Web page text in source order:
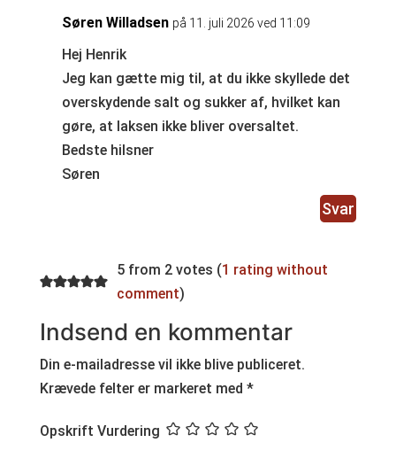
Søren Willadsen på 11. juli 2026 ved 11:09
Hej Henrik
Jeg kan gætte mig til, at du ikke skyllede det
overskydende salt og sukker af, hvilket kan
gøre, at laksen ikke bliver oversaltet.
Bedste hilsner
Søren
Svar
5 from 2 votes (1 rating without
comment)
Indsend en kommentar
Din e-mailadresse vil ikke blive publiceret.
Krævede felter er markeret med *
Opskrift Vurdering